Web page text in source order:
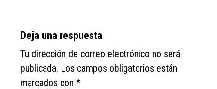
Reader
Interactions
Deja una respuesta
Tu dirección de correo electrónico no será
publicada. Los campos obligatorios están
marcados con*